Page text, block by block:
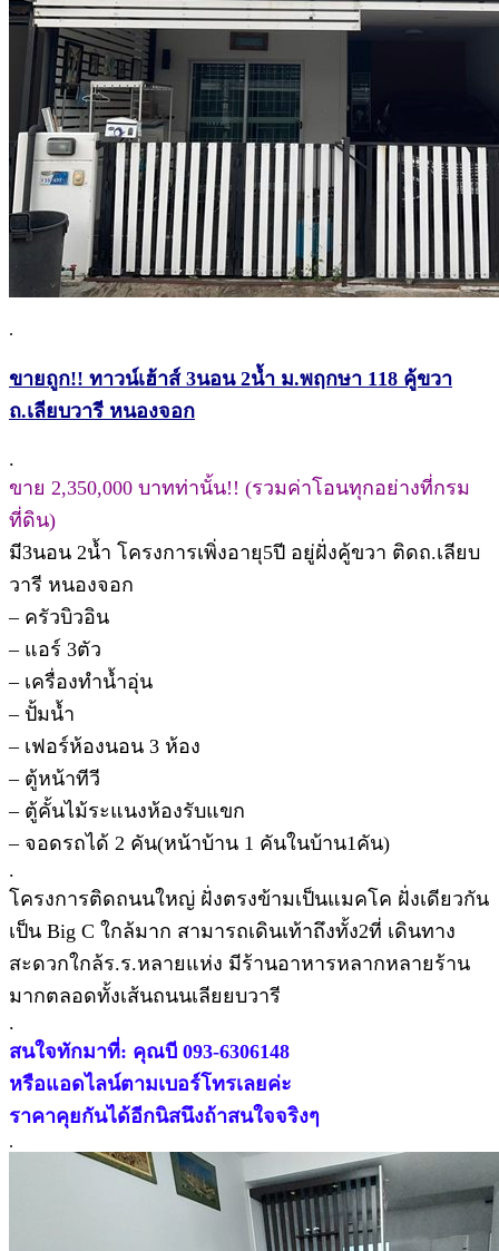
.
ขายถูก!! ทาวน์เฮ้าส์ 3นอน 2น้ำ ม.พฤกษา 118 คู้ขวา
ถ.เลียบวารี หนองจอก
.
ขาย 2,350,000 บาทท่านั้น!! (รวมค่าโอนทุกอย่างที่กรม
ที่ดิน)
มี3นอน 2น้ำ โครงการเพิ่งอายุ5ปี อยู่ฝั่งคู้ขวา ติดถ.เลียบ
วารี หนองจอก
– ครัวบิวอิน
– แอร์ 3ตัว
– เครื่องทำน้ำอุ่น
– ปั้มน้ำ
– เฟอร์ห้องนอน 3 ห้อง
– ตู้หน้าทีวี
– ตู้คั้นไม้ระแนงห้องรับแขก
– จอดรถได้ 2 คัน(หน้าบ้าน 1 คันในบ้าน1คัน)
.
โครงการติดถนนใหญ่ ฝั่งตรงข้ามเป็นแมคโค ฝั่งเดียวกัน
เป็น Big C ใกล้มาก สามารถเดินเท้าถึงทั้ง2ที่ เดินทาง
สะดวกใกล้ร.ร.หลายแห่ง มีร้านอาหารหลากหลายร้าน
มากตลอดทั้งเส้นถนนเลียยบวารี
.
สนใจทักมาที่: คุณบี 093-6306148
หรือแอดไลน์ตามเบอร์โทรเลยค่ะ
ราคาคุยกันได้อีกนิสนึงถ้าสนใจจริงๆ
.